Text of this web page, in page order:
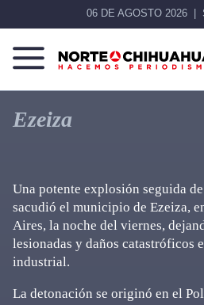
06 DE AGOSTO 2026
Norte
Chihuahua
Más
que
noticias,
Ezeiza
Una potente explosión seguida
sacudió el municipio de Ezeiza,
Aires, la noche del viernes,
lesionadas y daños catastróficos
industrial.
La detonación se originó en el